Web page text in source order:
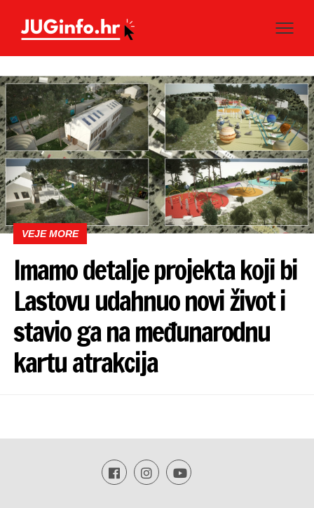
VEJE MORE
Imamo detalje projekta koji bi
Lastovu udahnuo novi život i
stavio ga na međunarodnu
kartu atrakcija